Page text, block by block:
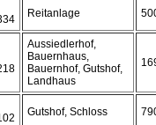
Reitanlage
Aussiedlerhof,
Bauernhaus,
Bauernhof, Gutshof,
Landhaus
Gutshof, Schloss